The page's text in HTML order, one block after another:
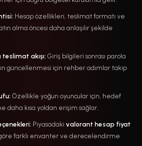
Hesap özellikleri, teslimat formatı ve
alma öncesi daha anlaşılır şekilde
akışı: Giriş bilgileri sonrası parola
güncellenmesi için rehber adımlar takip
Özellikle yoğun oyuncular için, hedef
daha kısa yoldan erişim sağlar.
Piyasadaki valorant hesap fiyat
farklı envanter ve derecelendirme